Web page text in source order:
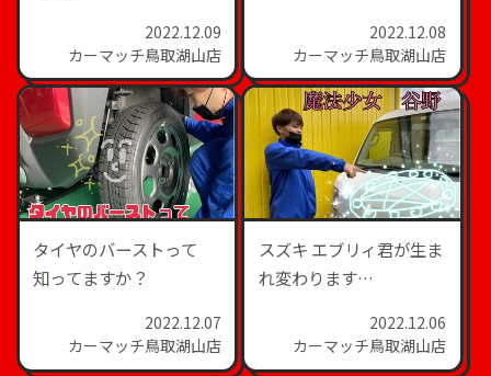
2022.12.09
カーマッチ鳥取湖山店
2022.12.08
カーマッチ鳥取湖山店
タイヤのバーストって
知ってますか？
2022.12.07
カーマッチ鳥取湖山店
スズキ エブリィ君が生ま
れ変わります…
2022.12.06
カーマッチ鳥取湖山店